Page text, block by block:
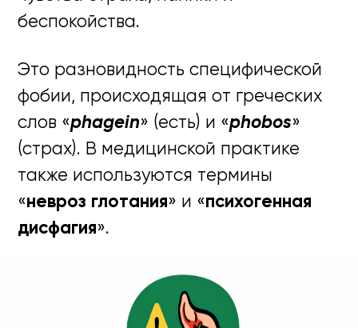
беспокойства.
Это разновидность специфической
фобии, происходящая от греческих
слов «phagein» (есть) и «phobos»
(страх). В медицинской практике
также используются термины
«невроз глотания» и «психогенная
дисфагия».